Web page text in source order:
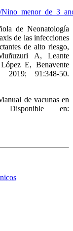
de Neonatología
de las infecciones
de alto riesgo,
A, Leante
E, Benavente
91:348-50.
de vacunas en
en: